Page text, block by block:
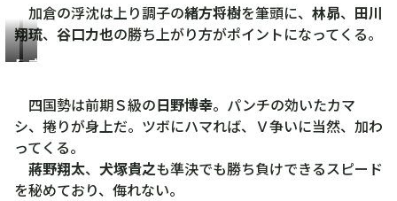
加倉の浮沈は上り調子の緒方将樹を筆頭に、 林昴、 田川
翔琉、 谷口力也の勝ち上がり方がポイントになってくる。
日
幸
高
修
汰
四国勢は前期Ｓ級の日野博幸。パンチの効いたカマ
シ、捲りが身上だ。ツボにハマれば、Ｖ争いに当然、加わ
ってくる。
蔣野翔太、 犬塚貴之も準決でも勝ち負けできるスピード
を秘めており、侮れない。